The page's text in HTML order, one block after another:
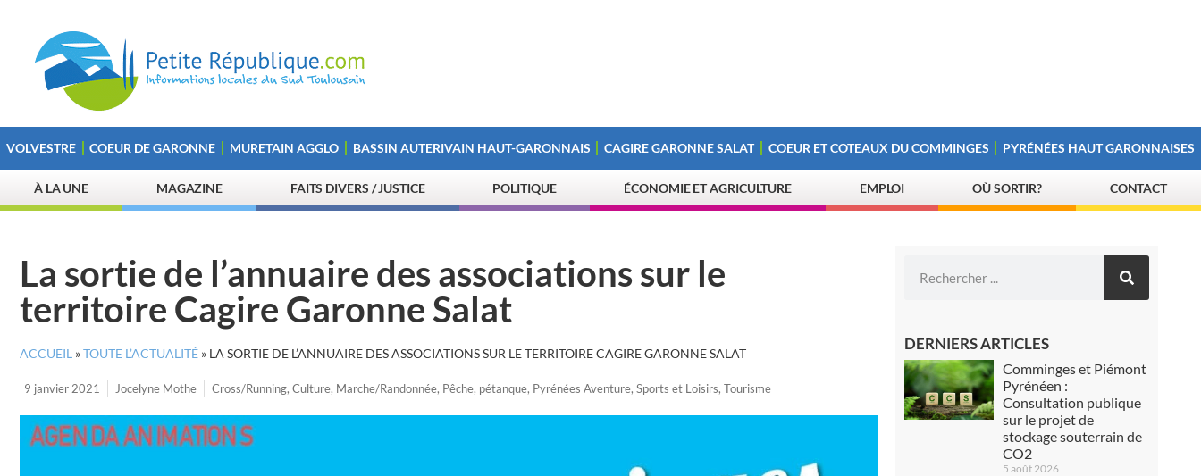
VOLVESTRE COEUR DE GARONNE MURETAIN AGGLO BASSIN AUTERIVAIN HAUT-GARONNAIS CAGIRE GARONNE SALAT COEUR ET COTEAUX DU COMMINGES PYRÉNÉES HAUT GARONNAISES
À LA UNE MAGAZINE FAITS DIVERS / JUSTICE POLITIQUE ÉCONOMIE ET AGRICULTURE EMPLOI OÙ SORTIR? CONTACT
La sortie de l’annuaire des associations sur le
territoire Cagire Garonne Salat
ACCUEIL »TOUTE L’ACTUALITÉ » LA SORTIE DE L’ANNUAIRE DES ASSOCIATIONS SUR LE TERRITOIRE CAGIRE GARONNE SALAT
9 janvier 2021 Jocelyne Mothe Cross/Running, Culture, Marche/Randonnée, Pêche, pétanque, Pyrénées Aventure, Sports et Loisirs, Tourisme
DERNIERS ARTICLES
Comminges et Piémont
Pyrénéen :
Consultation publique
sur le projet de
stockage souterrain de
CO2
5 août 2026